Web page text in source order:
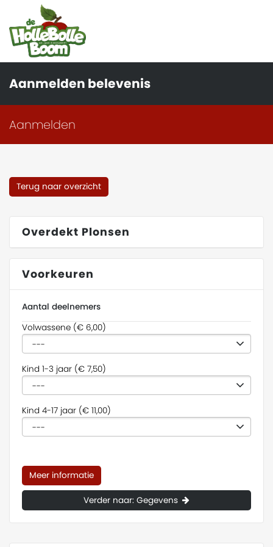
Aanmelden belevenis
Aanmelden
Terug naar overzicht
Overdekt Plonsen
Voorkeuren
Aantal deelnemers
Volwassene (€ 6,00)
Kind 1-3 jaar (€ 7,50)
Kind 4-17 jaar (€ 11,00)
Meer informatie
Verder naar: Gegevens